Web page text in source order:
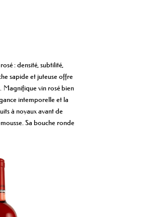
: densité, subtilité,
sapide et juteuse offre
Magnifique vin rosé bien
intemporelle et la
à noyaux avant de
Sa bouche ronde